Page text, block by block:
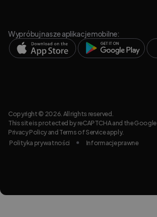
Wypróbuj nasze aplikacje mobilne:
Copyright © 2026. All rights reserved.
This site is protected by reCAPTCHA and the Google
Privacy Policyand Terms of Serviceapply.
Polityka prywatności
Informacje prawne